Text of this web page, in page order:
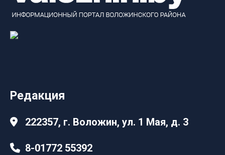
Редакция
222357, г. Воложин, ул. 1 Мая, д. 3
8-01772 55392